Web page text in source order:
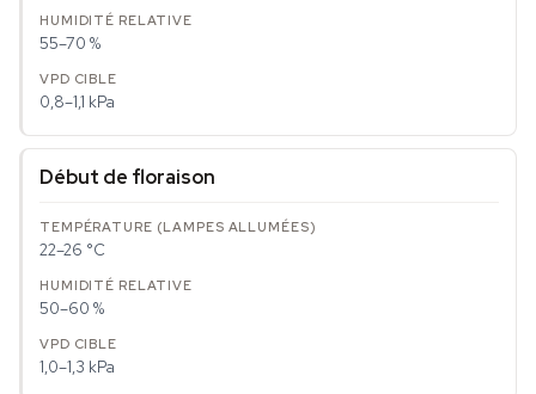
55–70 %
0,8–1,1 kPa
Début de floraison
22–26 °C
50–60 %
1,0–1,3 kPa